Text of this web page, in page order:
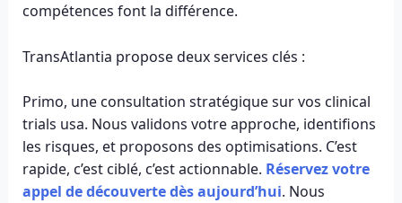
compétences font la différence.
TransAtlantia propose deux services clés :
Primo, une consultation stratégique sur vos clinical
trials usa. Nous validons votre approche, identifions
les risques, et proposons des optimisations. C’est
rapide, c’est ciblé, c’est actionnable. Réservez votre
appel de découverte dès aujourd’hui. Nous